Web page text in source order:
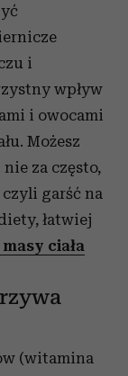
i
wpływ
i owocami
Możesz
za często,
garść na
łatwiej
ciała
(witamina